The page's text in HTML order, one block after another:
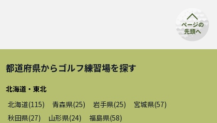
都道府県からゴルフ練習場を探す
北海道・東北
北海道(115) 青森県(25) 岩手県(25) 宮城県(57)
秋田県(27) 山形県(24) 福島県(58)